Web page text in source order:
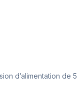
d’alimentation de